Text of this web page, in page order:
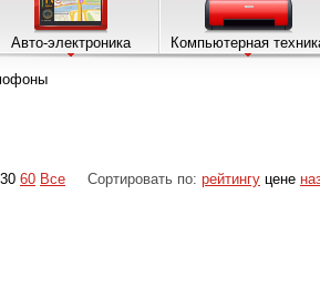
Авто-электроника Компьютерная
30 60 Все Сортировать по: рейтингу цене